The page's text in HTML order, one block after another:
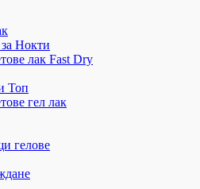
Нокти
лак Fast Dry
Топ
гел лак
гелове